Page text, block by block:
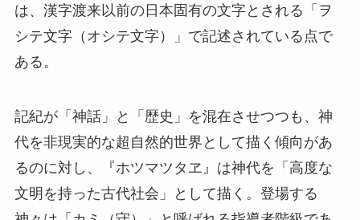
は、漢字渡来以前の日本固有の文字とされる「ヲ
シテ文字（オシテ文字）」で記述されている点で
ある。
記紀が「神話」と「歴史」を混在させつつも、神
代を非現実的な超自然的世界として描く傾向があ
るのに対し、『ホツマツタヱ』は神代を「高度な
文明を持った古代社会」として描く。登場する